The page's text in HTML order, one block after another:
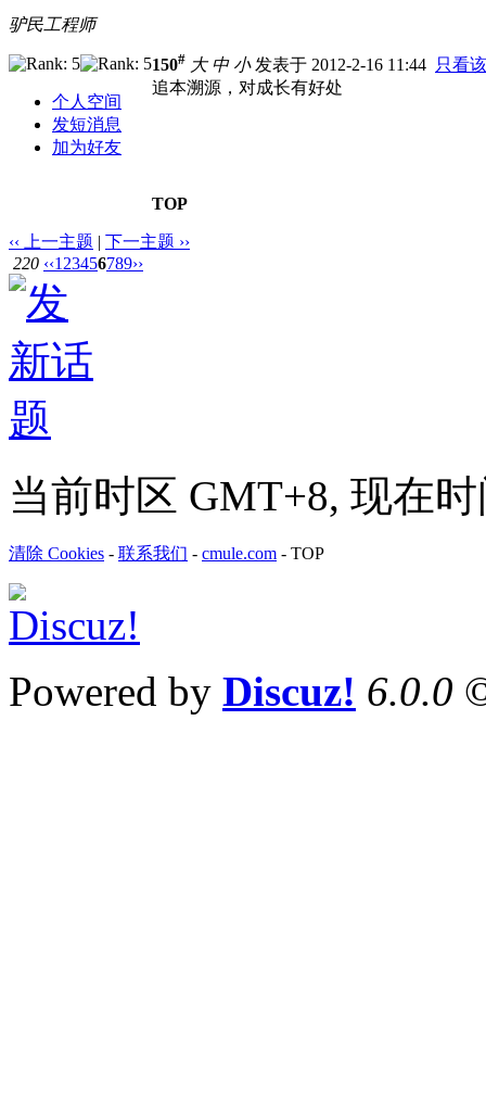
驴民工程师
个人空间
发短消息
加为好友
150# 大 中 小发表于 2012-2-16 11:44 只看
追本溯源，对成长有好处
TOP
‹‹ 上一主题 | 下一主题 ››
220 ‹‹1 23456789››
当前时区 GMT+8, 现在
清除 Cookies - 联系我们 - cmule.com - TOP
Powered by Discuz! 6.0.0